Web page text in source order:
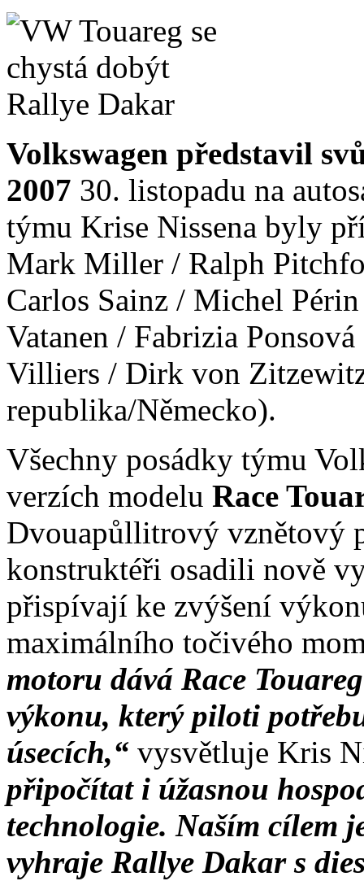
Volkswagen představil
2007 30. listopadu na
týmu Krise Nissena byly
Mark Miller / Ralph
Carlos Sainz / Michel
Vatanen / Fabrizia
Villiers / Dirk von
republika/Německo).
Všechny posádky týmu
verzích modelu Race
Dvouapůllitrový vznětový
konstruktéři osadili nově
přispívají ke zvýšení
maximálního točivého
motoru dává Race
výkonu, který piloti
úsecích,“ vysvětluje Kris
připočítat i úžasnou
technologie. Naším cílem
vyhraje Rallye Dakar s